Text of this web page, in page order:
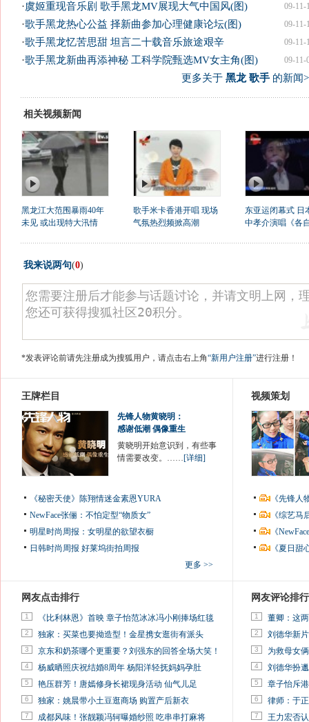
09-11-
·虞姬重现音乐剧 歌手黑龙MV展现大气中国风(图)
09-11-
·歌手黑龙热心公益 择新曲参加心理健康论坛(图)
09-11-
·歌手黑龙忆苦思甜 坦言二十载音乐旅途艰辛
09-11-
·歌手黑龙新曲再添神秘 工科学院甄选MV女主角(图)
更多关于 黑龙 歌手的新闻
相关视频新闻
黑龙江大范围暴雨40年
未见 或出现特大汛情
歌手米卡香港开唱 现场
气氛热烈频掀高潮
东亚运闭幕式 日
中孝介演唱《各
我来说两句(0)
*发表评论前请先注册成为搜狐用户，请点击右上角“新用户注册”进行注册！
王牌栏目
先锋人物黄晓明：
感谢低潮 偶像重生
黄晓明开始意识到，有些事
情需要改变。……[详细]
《秘密天使》陈翔情迷金素恩YURA
NewFace张俪：不怕定型“物质女”
明星时尚周报：女明星的欲望衣橱
日韩时尚周报 好莱坞街拍周报
更多 >>
视频策划
《先锋
《综艺
《
《夏日
网友点击排行
1 《比利林恩》首映 章子怡范冰冰冯小刚捧场红毯
2 独家：买菜也要拗造型！金星携女逛街有派头
3 京东和奶茶哪个更重要？刘强东的回答全场大笑！
4 杨威晒照庆祝结婚8周年 杨阳洋轻抚妈妈孕肚
5 艳压群芳！唐嫣修身长裙现身活动 仙气儿足
6 独家：姚晨带小土豆逛商场 购置产后新衣
7 成都风味！张靓颖冯轲曝婚纱照 吃串串打麻将
网友评论排行
1 董卿：这
2 刘德华新
3 为救母女
4 刘德华扮
5 章子怡斥
6 律师：于
7 王力宏否